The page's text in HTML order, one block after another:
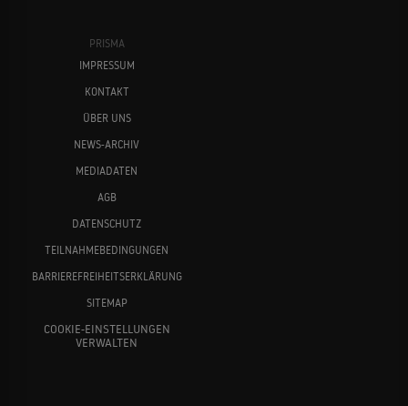
PRISMA
IMPRESSUM
KONTAKT
ÜBER UNS
NEWS-ARCHIV
MEDIADATEN
AGB
DATENSCHUTZ
TEILNAHMEBEDINGUNGEN
BARRIEREFREIHEITSERKLÄRUNG
SITEMAP
COOKIE-EINSTELLUNGEN
VERWALTEN